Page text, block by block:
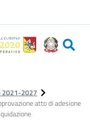
2021-2027
atto di adesione